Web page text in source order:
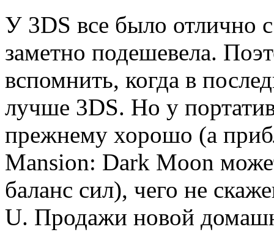
У 3DS все было отлично
заметно подешевела.
вспомнить, когда в
лучше 3DS. Но у
прежнему хорошо (а
Mansion: Dark Moon
баланс сил), чего не
U. Продажи новой